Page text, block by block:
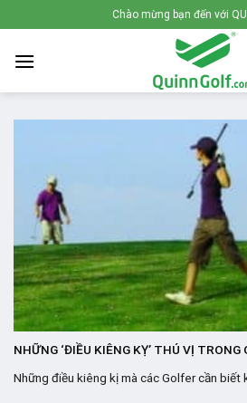
to
content
Chào mừng bạn đến với
NHỮNG ‘ĐIỀU KIÊNG KỴ’ THÚ VỊ TRONG
Những điều kiêng kị mà các Golfer cần biết